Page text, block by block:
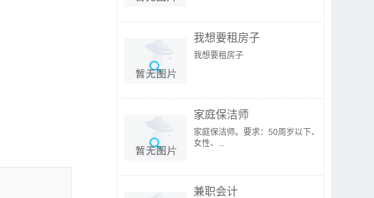
我想要租房子
我想要租房子
家庭保洁师
家庭保洁师。要求：50周岁以下、
女性、...
兼职会计